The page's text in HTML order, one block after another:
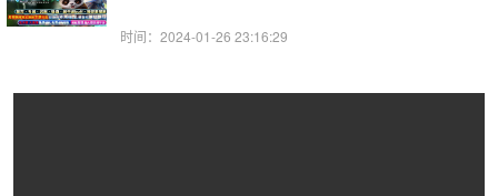
时间：2024-01-26 23:16:29